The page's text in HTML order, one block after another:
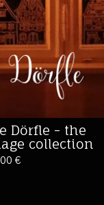
Dörfle - the
collection
€